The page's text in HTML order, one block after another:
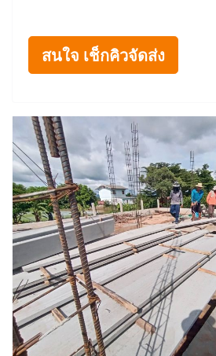
สนใจ เช็กคิวจัดส่ง